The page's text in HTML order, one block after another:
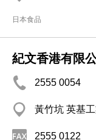
日本食品
紀文香港有限
2555 0054
黃竹坑 英基
2555 0122